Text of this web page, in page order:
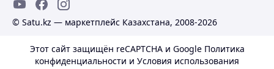
© Satu.kz — маркетплейс Казахстана, 2008-2026
Этот сайт защищён reCAPTCHA и Google Политика
конфиденциальности и Условия использования